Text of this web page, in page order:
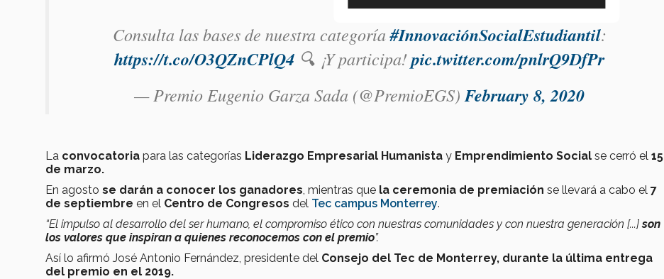
Consulta las bases de nuestra categoría#InnovaciónSocialEstudiantil:
https://t.co/O3QZnCPlQ4 🔍 ¡Y participa!pic.twitter.com/pnlrQ9DfPr
— Premio Eugenio Garza Sada (@PremioEGS) February 8, 2020
La convocatoria para las categorías Liderazgo Empresarial Humanista y Emprendimiento Social se cerró el 15
de marzo.
En agosto se darán a conocer los ganadores , mientras que la ceremonia de premiación se llevará a cabo el 7
de septiembre en el Centro de Congresos del Tec campus Monterrey.
“El impulso al desarrollo del ser humano, el compromiso ético con nuestras comunidades y con nuestra generación [...]son
los valores que inspiran a quienes reconocemos con el premio”.
Así lo afirmó José Antonio Fernández, presidente del Consejo del Tec de Monterrey, durante la última entrega
del premio en el 2019.